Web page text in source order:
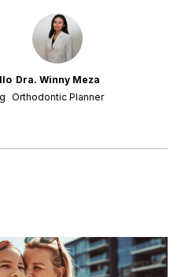
Dra. Winny Meza
Orthodontic Planner